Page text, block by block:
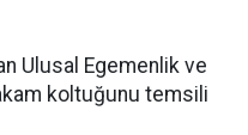
Ulusal Egemenlik ve
koltuğunu temsili